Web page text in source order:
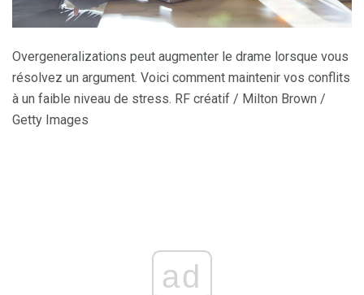
Overgeneralizations peut augmenter le drame lorsque vous
résolvez un argument. Voici comment maintenir vos conflits
à un faible niveau de stress. RF créatif / Milton Brown /
Getty Images
ad